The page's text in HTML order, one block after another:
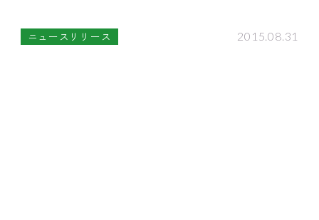
ニュースリリース 2015.08.31